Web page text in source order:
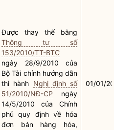
Được thay thế bằng
Thông tư số
153/2010/TT-BTC
ngày 28/9/2010 của
Bộ Tài chính hướng dẫn
thi hành Nghị định số
51/2010/NĐ-CP ngày
14/5/2010 của Chính
phủ quy định về hóa
đơn bán hàng hóa,
01/01/